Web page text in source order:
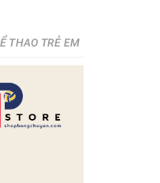
THAO TRẺ EM